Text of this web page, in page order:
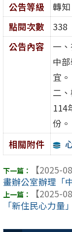
公告等級
轉知
點閱次數
338
公告內容
一
中
宜。
二
114
份。
相關附件
【2025-
畫辦公室辦理「
【2025-
「新住民心力量